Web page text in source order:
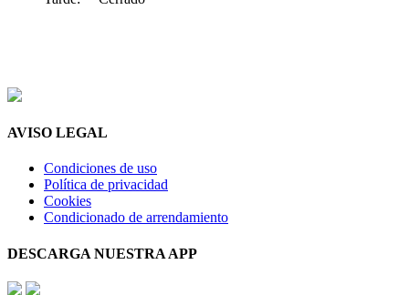
AVISO LEGAL
Condiciones de uso
Política de privacidad
Cookies
Condicionado de arrendamiento
DESCARGA NUESTRA APP